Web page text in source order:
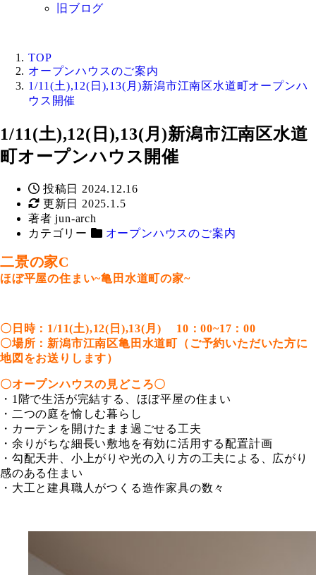
旧ブログ
TOP
オープンハウスのご案内
1/11(土),12(日),13(月)新潟市江南区水道町オープンハ
ウス開催
1/11(土),12(日),13(月)新潟市江南区水道
町オープンハウス開催
投稿日
2024.12.16
更新日
2025.1.5
著者 jun-arch
カテゴリー
オープンハウスのご案内
二景の家C
ほぼ平屋の住まい~亀田水道町の家~
〇日時：1/11(土),12(日),13( 月 ) 10：00~17：00
〇場所：新潟市江南区亀田水道町（ご予約いただいた方に
地図をお送りします）
〇オープンハウスの見どころ〇
・1階で生活が完結する、ほぼ平屋の住まい
・二つの庭を愉しむ暮らし
・カーテンを開けたまま過ごせる工夫
・余りがちな細長い敷地を有効に活用する配置計画
・勾配天井、小上がりや光の入り方の工夫による、広がり
感のある住まい
・大工と建具職人がつくる造作家具の数々